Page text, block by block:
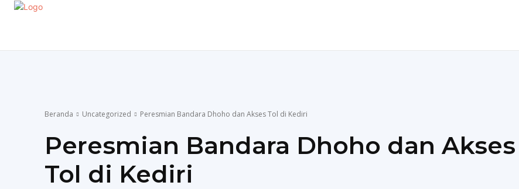
Beranda Uncategorized Peresmian Bandara Dhoho dan Akses Tol di Kediri
Peresmian Bandara Dhoho dan Akses
Tol di Kediri